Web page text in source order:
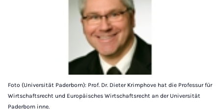
Foto (Universität Paderborn): Prof. Dr. Dieter Krimphove hat die Professur für
Wirtschaftsrecht und Europäisches Wirtschaftsrecht an der Universität
Paderborn inne.